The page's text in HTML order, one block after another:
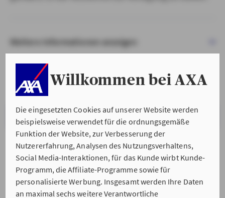
Willkommen bei AXA
Die eingesetzten Cookies auf unserer Website werden
beispielsweise verwendet für die ordnungsgemäße
Funktion der Website, zur Verbesserung der
Nutzererfahrung, Analysen des Nutzungsverhaltens,
Social Media-Interaktionen, für das Kunde wirbt Kunde-
Programm, die Affiliate-Programme sowie für
personalisierte Werbung. Insgesamt werden Ihre Daten
an maximal sechs weitere Verantwortliche
Weitere Informationen anzeigen
VERSTANDEN & WEITER